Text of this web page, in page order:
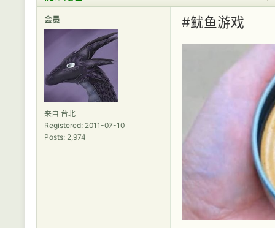
会员
来自 台北
Registered: 2011-07-10
Posts: 2,974
#鱿鱼游戏